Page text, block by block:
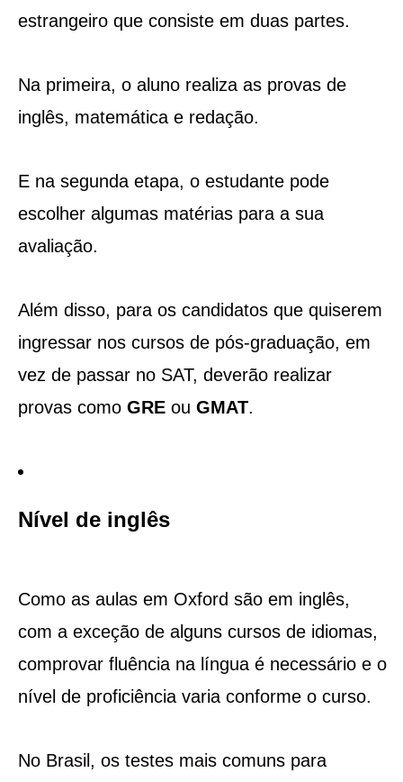
estrangeiro que consiste em duas partes.
Na primeira, o aluno realiza as provas de
inglês, matemática e redação.
E na segunda etapa, o estudante pode
escolher algumas matérias para a sua
avaliação.
Além disso, para os candidatos que quiserem
ingressar nos cursos de pós-graduação, em
vez de passar no SAT, deverão realizar
provas como GREou GMAT.
​Nível de inglês
Como as aulas em Oxford são em inglês,
com a exceção de alguns cursos de idiomas,
comprovar fluência na língua é necessário e o
nível de proficiência varia conforme o curso.
No Brasil, os testes mais comuns para